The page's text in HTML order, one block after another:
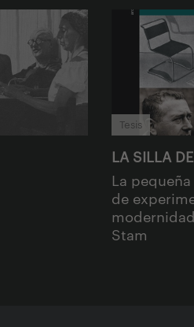
Tesis
LA SILLA
La
de
Stam